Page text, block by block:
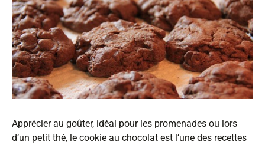
Apprécier au goûter, idéal pour les promenades ou lors
d’un petit thé, le cookie au chocolat est l’une des recettes